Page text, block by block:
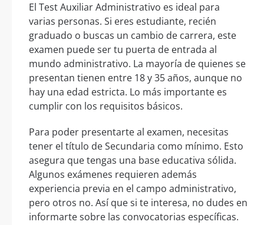
El Test Auxiliar Administrativo es ideal para
varias personas. Si eres estudiante, recién
graduado o buscas un cambio de carrera, este
examen puede ser tu puerta de entrada al
mundo administrativo. La mayoría de quienes se
presentan tienen entre 18 y 35 años, aunque no
hay una edad estricta. Lo más importante es
cumplir con los requisitos básicos.
Para poder presentarte al examen, necesitas
tener el título de Secundaria como mínimo. Esto
asegura que tengas una base educativa sólida.
Algunos exámenes requieren además
experiencia previa en el campo administrativo,
pero otros no. Así que si te interesa, no dudes en
informarte sobre las convocatorias específicas.